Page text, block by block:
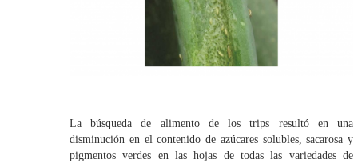
La búsqueda de alimento de los trips resultó en una
disminución en el contenido de azúcares solubles, sacarosa y
pigmentos verdes en las hojas de todas las variedades de